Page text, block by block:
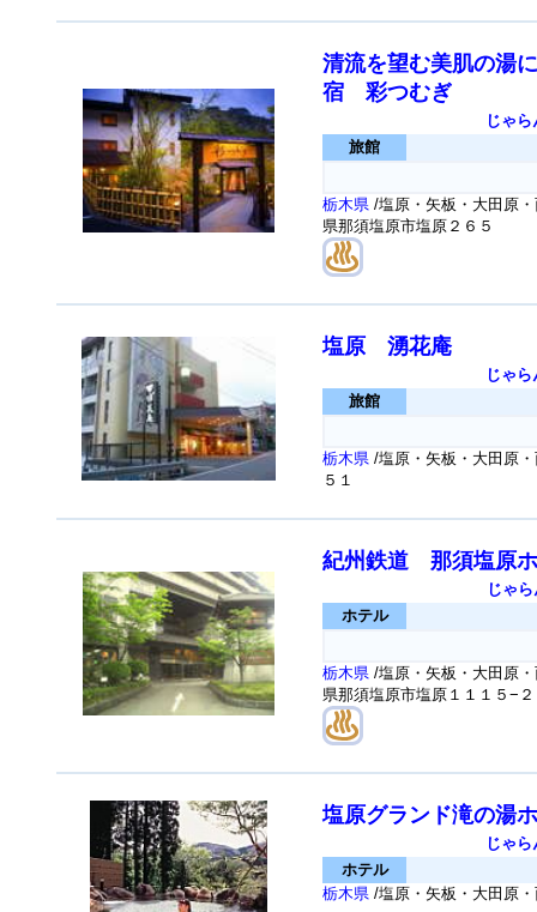
清流を望む美肌の湯
宿 彩つむぎ
じゃら
旅館
栃木県 /塩原・矢板・大田原
県那須塩原市塩原２６５
塩原 湧花庵
じゃら
旅館
栃木県 /塩原・矢板・大田原
５１
紀州鉄道 那須塩原
じゃ
ホテル
栃木県 /塩原・矢板・大田原
県那須塩原市塩原１１１５−
塩原グランド滝の湯
じゃら
ホテル
栃木県 /塩原・矢板・大田原